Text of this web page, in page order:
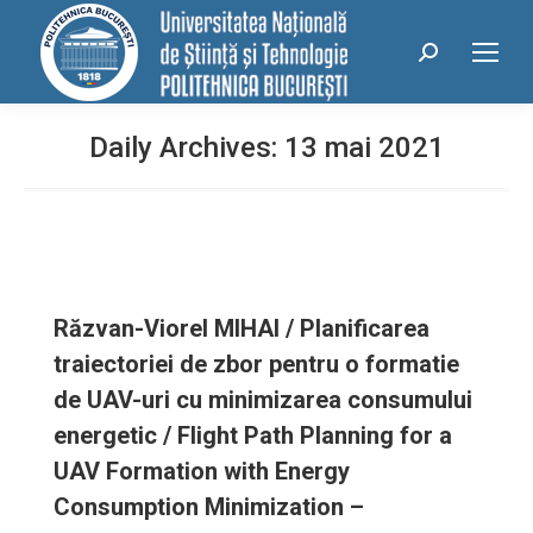
conținut
Search:
Daily Archives: 13 mai 2021
Răzvan-Viorel MIHAI / Planificarea
traiectoriei de zbor pentru o formatie
de UAV-uri cu minimizarea consumului
energetic / Flight Path Planning for a
UAV Formation with Energy
Consumption Minimization –